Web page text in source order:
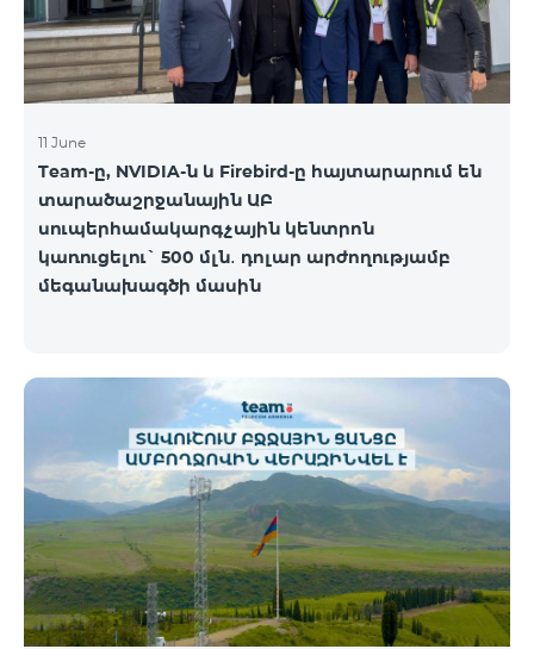
11 June
Team-ը, NVIDIA-ն և Firebird-ը հայտարարում են
տարածաշրջանային ԱԲ
սուպերհամակարգչային կենտրոն
կառուցելու` 500 մլն․ դոլար արժողությամբ
մեգանախագծի մասին